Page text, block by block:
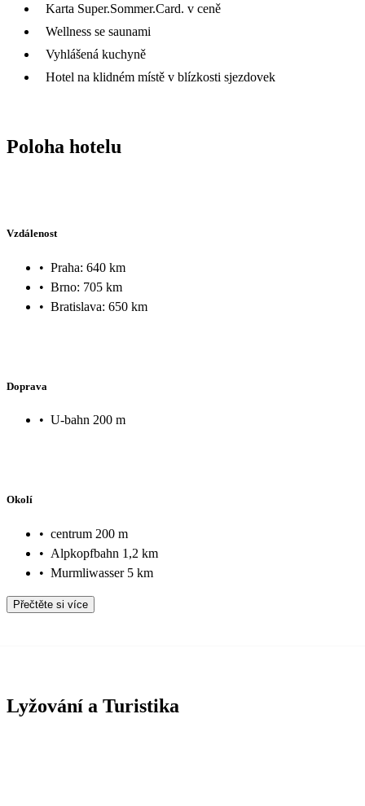
Karta Super.Sommer.Card. v ceně
Wellness se saunami
Vyhlášená kuchyně
Hotel na klidném místě v blízkosti sjezdovek
Poloha hotelu
Vzdálenost
• Praha: 640 km
• Brno: 705 km
• Bratislava: 650 km
Doprava
• U-bahn 200 m
Okolí
• centrum 200 m
• Alpkopfbahn 1,2 km
• Murmliwasser 5 km
Přečtěte si více
Lyžování a Turistika